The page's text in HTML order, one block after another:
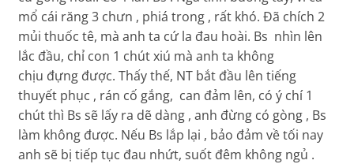
mổ cái răng 3 chưn , phiá trong , rất khó. Đã chích 2
mủi thuốc tê, mà anh ta cứ la đau hoài. Bs nhìn lên
lắc đầu, chỉ con 1 chút xiú mà anh ta không
chịu đựng được. Thấy thế, NT bắt đầu lên tiếng
thuyết phục , rán cố gắng, can đảm lên, có ý chí 1
chút thì Bs sẽ lấy ra dẽ dàng , anh đừng có gòng , Bs
làm không được. Nếu Bs lắp lại , bảo đảm về tối nay
anh sẽ bị tiếp tục đau nhứt, suốt đêm không ngủ .